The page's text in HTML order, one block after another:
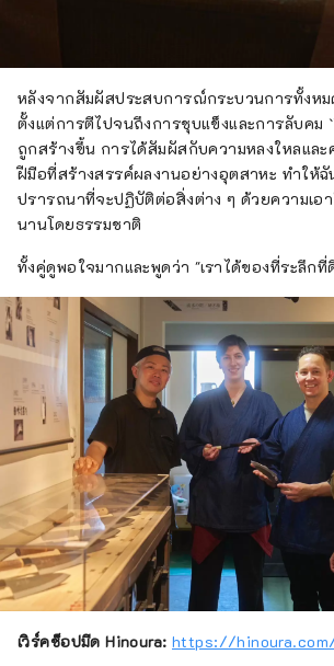
หลังจากสัมผัสประสบการณ์กระบวนการทั้งห
ตั้งแต่การตีไปจนถึงการชุบแข็งและการลับคม
ถูกสร้างขึ้น การได้สัมผัสกับความหลงใหลและ
ฝีมือที่สร้างสรรค์ผลงานอย่างอุตสาหะ ทำให้ฉั
ปรารถนาที่จะปฏิบัติต่อสิ่งต่าง ๆ ด้วยความเอา
นานโดยธรรมชาติ
ทั้งคู่ดูพอใจมากและพูดว่า "เราได้ของที่ระลึก
เวิร์คช็อปมีด Hinoura: https://